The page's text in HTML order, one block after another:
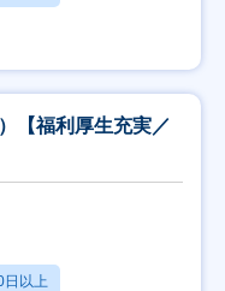
【福利厚生充実／
日以上